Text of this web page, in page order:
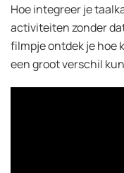
Hoe integreer je
activiteiten zonder
filmpje ontdek je hoe
een groot verschil